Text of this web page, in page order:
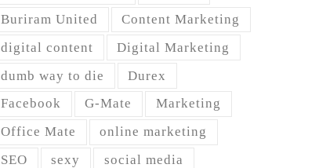
Buriram United
Content Marketing
digital content
Digital Marketing
dumb way to die
Durex
Facebook
G-Mate
Marketing
Office Mate
online marketing
SEO
sexy
social media